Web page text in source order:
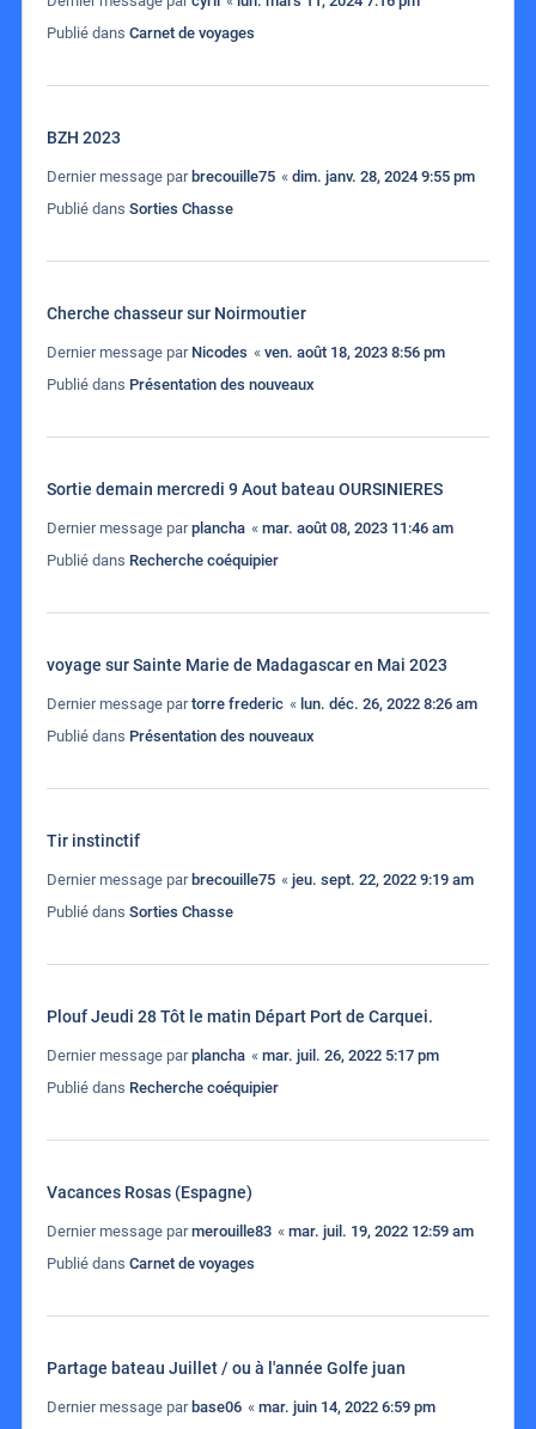
Publié dans Carnet de voyages
BZH 2023
Dernier message par brecouille75 « dim. janv. 28, 2024 9:55 pm
Publié dans Sorties Chasse
Cherche chasseur sur Noirmoutier
Dernier message par Nicodes « ven. août 18, 2023 8:56 pm
Publié dans Présentation des nouveaux
Sortie demain mercredi 9 Aout bateau OURSINIERES
Dernier message parplancha « mar. août 08, 2023 11:46 am
Publié dans Recherche coéquipier
voyage sur Sainte Marie de Madagascar en Mai 2023
Dernier message partorre frederic « lun. déc. 26, 2022 8:26 am
Publié dans Présentation des nouveaux
Tir instinctif
Dernier message par brecouille75 « jeu. sept. 22, 2022 9:19 am
Publié dans Sorties Chasse
Plouf Jeudi 28 Tôt le matin Départ Port de Carquei.
Dernier message parplancha « mar. juil. 26, 2022 5:17 pm
Publié dans Recherche coéquipier
Vacances Rosas (Espagne)
Dernier message parmerouille83 « mar. juil. 19, 2022 12:59 am
Publié dans Carnet de voyages
Partage bateau Juillet / ou à l'année Golfe juan
Dernier message par base06 « mar. juin 14, 2022 6:59 pm